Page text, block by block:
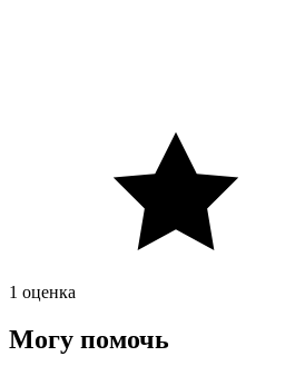
1 оценка
Могу помочь